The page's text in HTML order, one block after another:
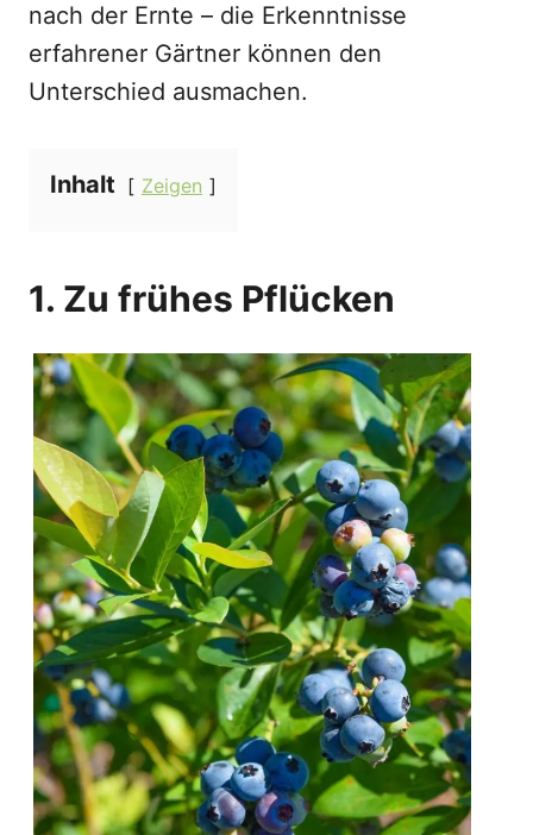
nach der Ernte – die Erkenntnisse
erfahrener Gärtner können den
Unterschied ausmachen.
Inhalt Zeigen
1. Zu frühes Pflücken